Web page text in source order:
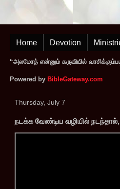
Home Devotion
“அலமோத் என்னும் கருவியில்
Powered by BibleGateway.com
Thursday, July 7
நடக்க வேண்டிய வழியில்